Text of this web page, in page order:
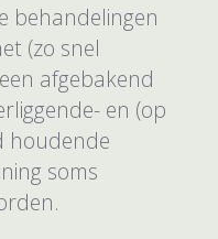
behandelingen
(zo snel
afgebakend
en (op
houdende
soms